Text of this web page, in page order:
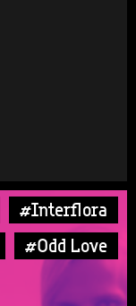
#Interflora
#Odd Love